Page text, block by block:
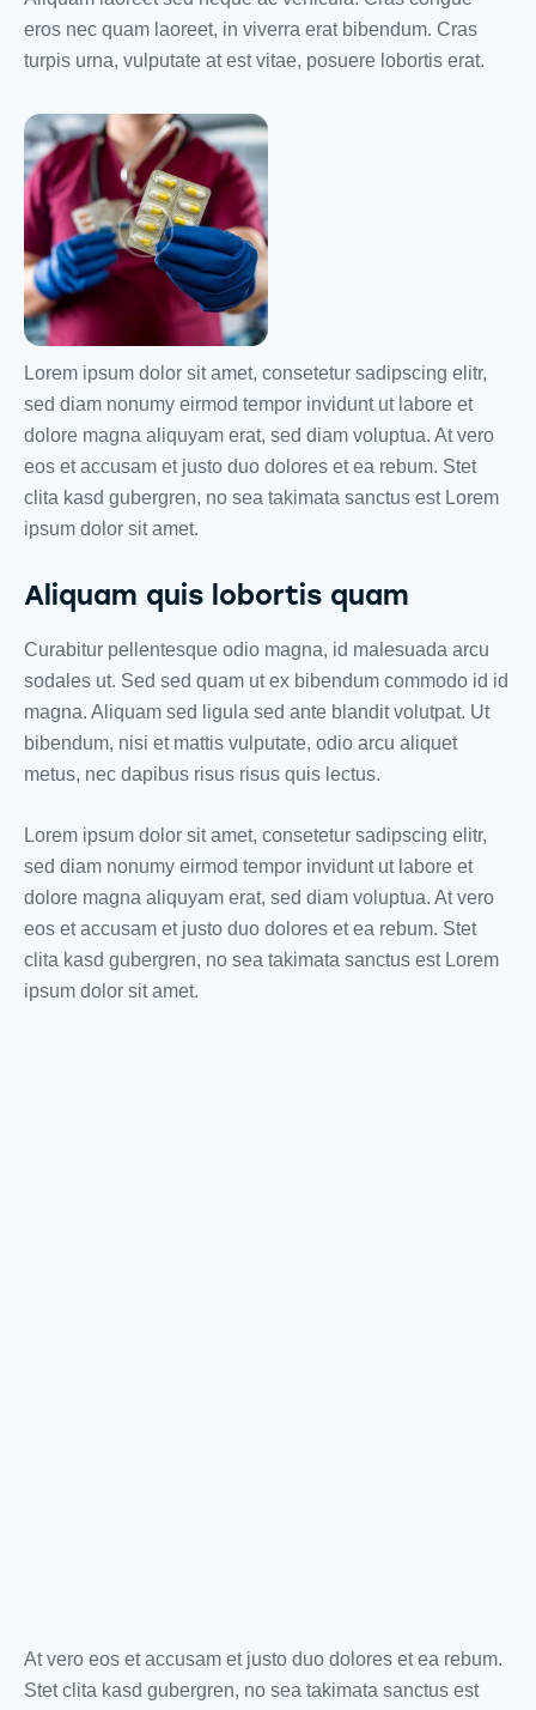
eros nec quam laoreet, in viverra erat bibendum. Cras
turpis urna, vulputate at est vitae, posuere lobortis erat.
Lorem ipsum dolor sit amet, consetetur sadipscing elitr,
sed diam nonumy eirmod tempor invidunt ut labore et
dolore magna aliquyam erat, sed diam voluptua. At vero
eos et accusam et justo duo dolores et ea rebum. Stet
clita kasd gubergren, no sea takimata sanctus est Lorem
ipsum dolor sit amet.
Aliquam quis lobortis quam
Curabitur pellentesque odio magna, id malesuada arcu
sodales ut. Sed sed quam ut ex bibendum commodo id id
magna. Aliquam sed ligula sed ante blandit volutpat. Ut
bibendum, nisi et mattis vulputate, odio arcu aliquet
metus, nec dapibus risus risus quis lectus.
Lorem ipsum dolor sit amet, consetetur sadipscing elitr,
sed diam nonumy eirmod tempor invidunt ut labore et
dolore magna aliquyam erat, sed diam voluptua. At vero
eos et accusam et justo duo dolores et ea rebum. Stet
clita kasd gubergren, no sea takimata sanctus est Lorem
ipsum dolor sit amet.
At vero eos et accusam et justo duo dolores et ea rebum.
Stet clita kasd gubergren, no sea takimata sanctus est